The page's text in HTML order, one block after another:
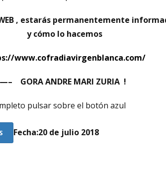
WEB , estarás permanentemente
y cómo lo hacemos
www.cofradiavirgenblanca.com/
GORA ANDRE MARI ZURIA !
pulsar sobre el botón azul
Fecha:20 de julio 2018